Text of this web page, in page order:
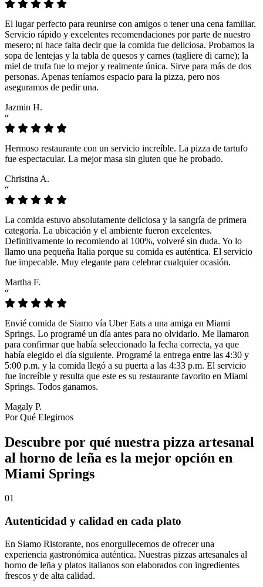
El lugar perfecto para reunirse con amigos o tener una cena familiar.
Servicio rápido y excelentes recomendaciones por parte de nuestro
mesero; ni hace falta decir que la comida fue deliciosa. Probamos la
sopa de lentejas y la tabla de quesos y carnes (tagliere di carne); la
miel de trufa fue lo mejor y realmente única. Sirve para más de dos
personas. Apenas teníamos espacio para la pizza, pero nos
aseguramos de pedir una.
Jazmin H.
“
Hermoso restaurante con un servicio increíble. La pizza de tartufo
fue espectacular. La mejor masa sin gluten que he probado.
Christina A.
“
La comida estuvo absolutamente deliciosa y la sangría de primera
categoría. La ubicación y el ambiente fueron excelentes.
Definitivamente lo recomiendo al 100%, volveré sin duda. Yo lo
llamo una pequeña Italia porque su comida es auténtica. El servicio
fue impecable. Muy elegante para celebrar cualquier ocasión.
Martha F.
“
Envié comida de Siamo vía Uber Eats a una amiga en Miami
Springs. Lo programé un día antes para no olvidarlo. Me llamaron
para confirmar que había seleccionado la fecha correcta, ya que
había elegido el día siguiente. Programé la entrega entre las 4:30 y
5:00 p.m. y la comida llegó a su puerta a las 4:33 p.m. El servicio
fue increíble y resulta que este es su restaurante favorito en Miami
Springs. Todos ganamos.
Magaly P.
Por Qué Elegirnos
Descubre por qué nuestra pizza artesanal
al horno de leña es la mejor opción en
Miami Springs
01
Autenticidad y calidad en cada plato
En Siamo Ristorante, nos enorgullecemos de ofrecer una
experiencia gastronómica auténtica. Nuestras pizzas artesanales al
horno de leña y platos italianos son elaborados con ingredientes
frescos y de alta calidad.